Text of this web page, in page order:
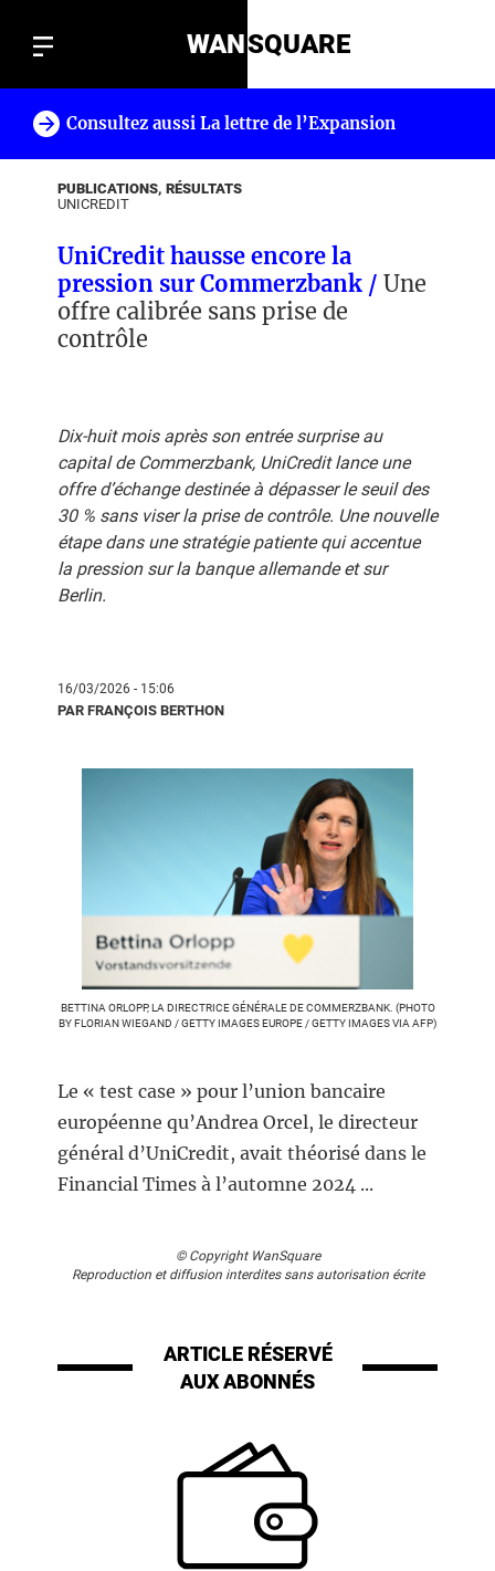
WANSQUARE
Consultez aussi La lettre de l’Expansion
PUBLICATIONS, RÉSULTATS
UNICREDIT
UniCredit hausse encore la
pression sur Commerzbank / Une
offre calibrée sans prise de
contrôle
Dix-huit mois après son entrée surprise au
capital de Commerzbank, UniCredit lance une
offre d’échange destinée à dépasser le seuil des
30 % sans viser la prise de contrôle. Une nouvelle
étape dans une stratégie patiente qui accentue
la pression sur la banque allemande et sur
Berlin.
16/03/2026 - 15:06
PAR FRANÇOIS BERTHON
BETTINA ORLOPP, LA DIRECTRICE GÉNÉRALE DE COMMERZBANK. (PHOTO
BY FLORIAN WIEGAND / GETTY IMAGES EUROPE / GETTY IMAGES VIA AFP)
Le « test case » pour l’union bancaire
européenne qu’Andrea Orcel, le directeur
général d’UniCredit, avait théorisé dans le
Financial Times à l’automne 2024 ...
© Copyright WanSquare
Reproduction et diffusion interdites sans autorisation écrite
ARTICLE RÉSERVÉ
AUX ABONNÉS